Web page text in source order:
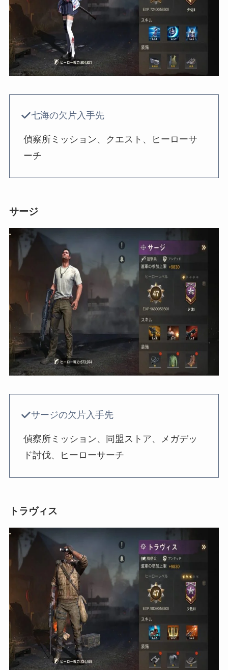
七海の欠片入手先
偵察所ミッション、クエスト、ヒーローサ
ーチ
サージ
サージの欠片入手先
偵察所ミッション、同盟ストア、メガデッ
ド討伐、ヒーローサーチ
トラヴィス